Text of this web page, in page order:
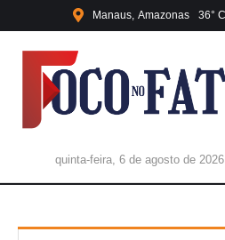
Manaus Amazonas 36
quinta-feira, 6 de agosto de 2026